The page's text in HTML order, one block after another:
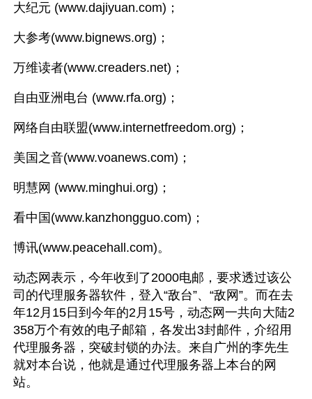
大纪元 (www.dajiyuan.com)；
大参考(www.bignews.org)；
万维读者(www.creaders.net)；
自由亚洲电台 (www.rfa.org)；
网络自由联盟(www.internetfreedom.org)；
美国之音(www.voanews.com)；
明慧网 (www.minghui.org)；
看中国(www.kanzhongguo.com)；
博讯(www.peacehall.com)。
动态网表示，今年收到了2000电邮，要求透过该公
司的代理服务器软件，登入“敌台”、“敌网”。而在去
年12月15日到今年的2月15号，动态网一共向大陆2
358万个有效的电子邮箱，各发出3封邮件，介绍用
代理服务器，突破封锁的办法。来自广州的李先生
就对本台说，他就是通过代理服务器上本台的网
站。